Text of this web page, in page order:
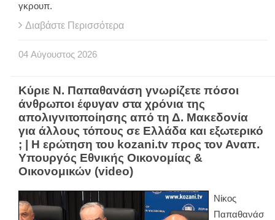
γκρουπ.
Διαβάστε Περισσότερα
04 Αύγουστος 2026
Κύριε Ν. Παπαθανάση γνωρίζετε πόσοι
άνθρωποι έφυγαν στα χρόνια της
απολιγνιτοποίησης από τη Δ. Μακεδονία
για άλλους τόπους σε Ελλάδα και εξωτερικό
; | Η ερώτηση του kozani.tv προς τον Αναπ.
Υπουργός Εθνικής Οικονομίας &
Οικονομικών (video)
Νίκος
Παπαθανάσ